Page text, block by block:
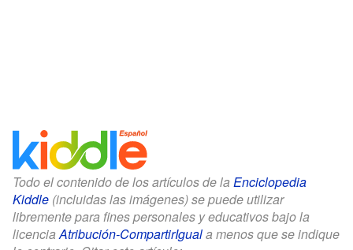
Todo el contenido de los artículos de la Enciclopedia
Kiddle (incluidas las imágenes) se puede utilizar
libremente para fines personales y educativos bajo la
licenciaAtribución-CompartirIguala menos que se indique